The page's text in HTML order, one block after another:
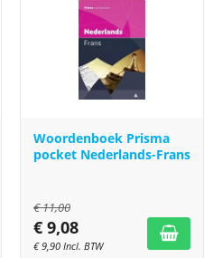
Woordenboek Prisma
pocket Nederlands-Frans
€11,00
€ 9,08
€9,90 Incl. BTW